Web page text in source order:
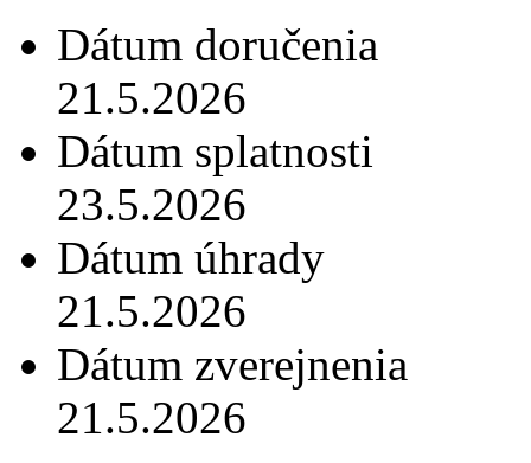
Dátum doručenia
21.5.2026
Dátum splatnosti
23.5.2026
Dátum úhrady
21.5.2026
Dátum zverejnenia
21.5.2026